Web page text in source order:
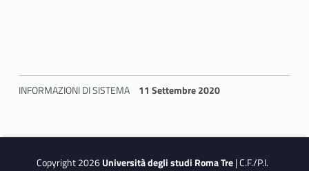
–
u
INFORMAZIONI DI SISTEMA 11 Settembre 2020
Copyright 2026Università degli studi Roma Tre| C.F./P.I.